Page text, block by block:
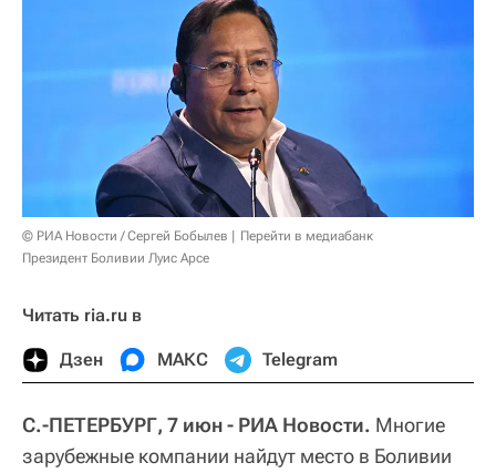
© РИА Новости / Сергей Бобылев
Перейти в медиабанк
Президент Боливии Луис Арсе
Читать ria.ru в
Дзен МАКС Telegram
С.-ПЕТЕРБУРГ, 7 июн - РИА Новости. Многие
зарубежные компании найдут место в Боливии